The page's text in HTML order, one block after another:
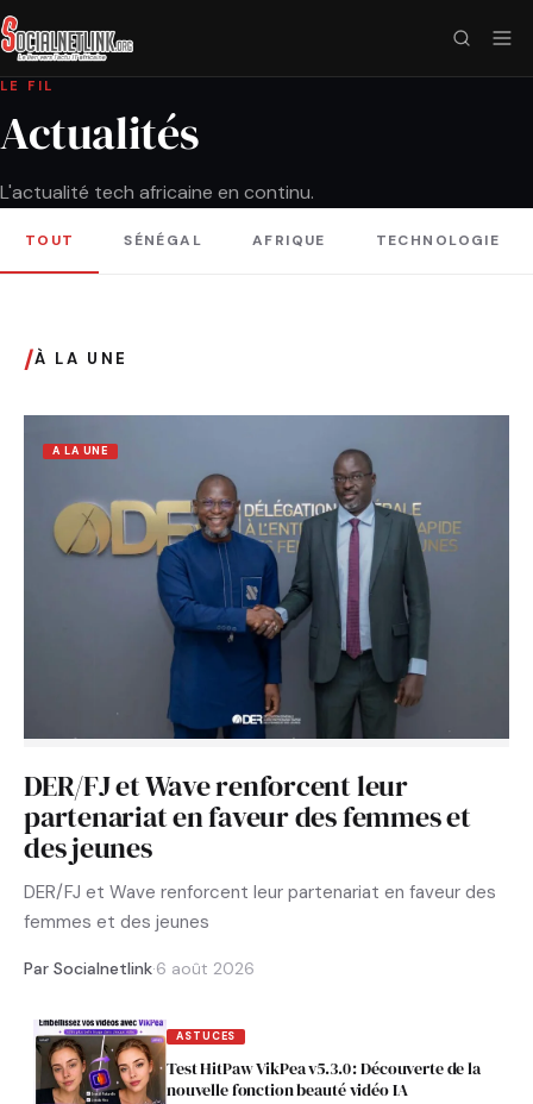
LE FIL
Actualités
L'actualité tech africaine en continu.
TOUT SÉNÉGAL AFRIQUE TECHNOLOGIE
/À LA UNE
A LA UNE
DER/FJ et Wave renforcent leur
partenariat en faveur des femmes et
des jeunes
DER/FJ et Wave renforcent leur partenariat en faveur des
femmes et des jeunes
Par Socialnetlink·6 août 2026
ASTUCES
Test HitPaw VikPea v5.3.0 : Découverte de la
nouvelle fonction beauté vidéo IA